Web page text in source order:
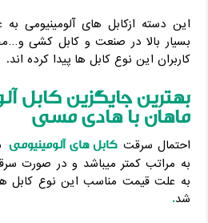
این دسته ازکابل های آلومینیومی
بسیار بالا در صنعت و کابل کشی
کاربران این نوع کابل ها پیدا کرده اند.
ماهان با هادی مسی
احتمال سرقت کابل های آلومینیومی
به مراتب کمتر میباشد و در صورت
به علت قیمت مناسب این نوع کابل
شد.